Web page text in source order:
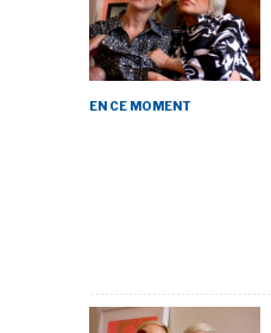
À PROPOS
NOS PARTENAIRES
SOUTENEZ NOUS
EN CE MOMENT